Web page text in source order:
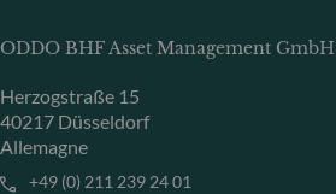
ODDO BHF Asset Management GmbH
Herzogstraße 15
40217 Düsseldorf
Allemagne
+49 (0) 211 239 24 01